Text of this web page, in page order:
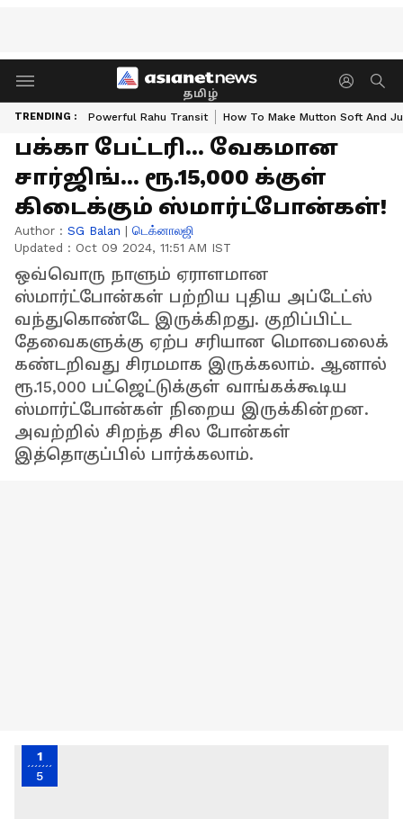
தமிழ்
TRENDING : Powerful Rahu Transit How To Make Mutton Soft And
பக்கா பேட்டரி... வேகமான
சார்ஜிங்... ரூ.15,000 க்குள்
கிடைக்கும் ஸ்மார்ட்போன்கள்!
Author : SG Balan | டெக்னாலஜி
Updated : Oct 09 2024, 11:51 AM IST
ஒவ்வொரு நாளும் ஏராளமான
ஸ்மார்ட்போன்கள் பற்றிய புதிய அப்டேட்ஸ்
வந்துகொண்டே இருக்கிறது. குறிப்பிட்ட
தேவைகளுக்கு ஏற்ப சரியான மொபைலைக்
கண்டறிவது சிரமமாக இருக்கலாம். ஆனால்
ரூ.15,000 பட்ஜெட்டுக்குள் வாங்கக்கூடிய
ஸ்மார்ட்போன்கள் நிறைய இருக்கின்றன.
அவற்றில் சிறந்த சில போன்கள்
இத்தொகுப்பில் பார்க்கலாம்.
1
5